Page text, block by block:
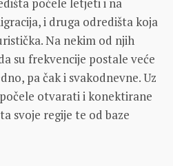
i druga odredišta koja
Na nekim od njih
su frekvencije postale veće
pa čak i svakodnevne. Uz
otvarati i konektirane
svoje regije te od baze